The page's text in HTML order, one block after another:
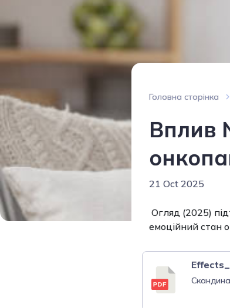
Головна сторінка
Вплив
21 Oct 2025
Огляд (2025)
емоційний стан